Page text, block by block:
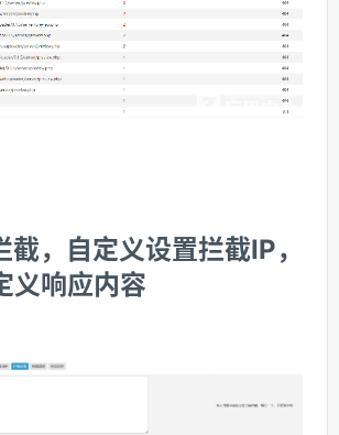
截，自定义设置拦截IP，
义响应内容